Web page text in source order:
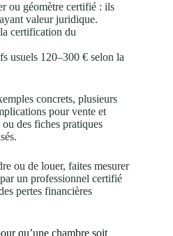
ou géomètre certifié : ils
valeur juridique.
certification du
usuels 120–300 € selon la
concrets, plusieurs
pour vente et
ou des fiches pratiques
ou de louer, faites mesurer
un professionnel certifié
pertes financières
qu’une chambre soit